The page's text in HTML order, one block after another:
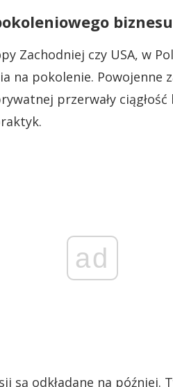
biznesu
Zachodniej czy USA, w
na pokolenie. Powojenne
przerwały
ad
są odkładane na później.